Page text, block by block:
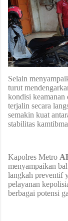
Selain
turut
kondisi
terjalin secara
semakin kuat
stabilitas
Kapolres Metro
menyampaikan
langkah preventif
pelayanan
berbagai potensi